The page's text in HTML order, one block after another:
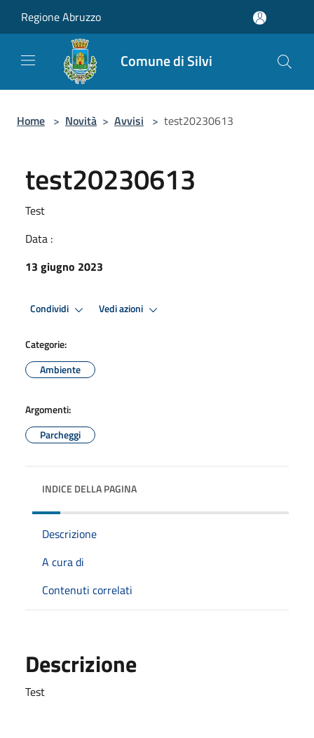
Regione Abruzzo
Comune di Silvi
Home > Novità > Avvisi > test20230613
test20230613
Test
Data :
13 giugno 2023
Condividi Vedi azioni
Categorie:
Ambiente
Argomenti:
Parcheggi
INDICE DELLA PAGINA
Descrizione
A cura di
Contenuti correlati
Descrizione
Test